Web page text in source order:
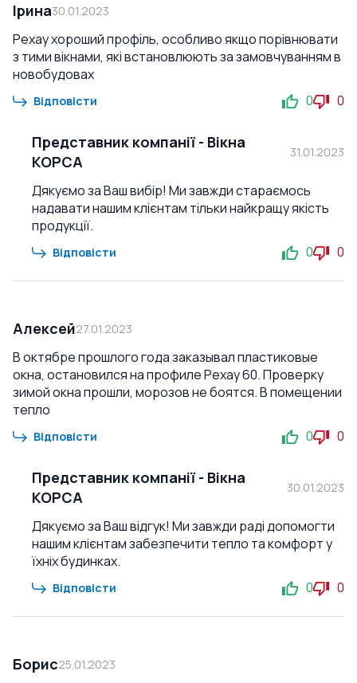
Ірина30.01.2023
Рехау хороший профіль, особливо якщо порівнювати
з тими вікнами, які встановлюють за замовчуванням в
новобудовах
Відповісти 0 0
Представник компанії - Вікна
КОРСА
31.01.2023
Дякуємо за Ваш вибір! Ми завжди стараємось
надавати нашим клієнтам тільки найкращу якість
продукції.
Відповісти 0 0
Алексей27.01.2023
В октябре прошлого года заказывал пластиковые
окна, остановился на профиле Рехау 60. Проверку
зимой окна прошли, морозов не боятся. В помещении
тепло
Відповісти 0 0
Представник компанії - Вікна
КОРСА
30.01.2023
Дякуємо за Ваш відгук! Ми завжди раді допомогти
нашим клієнтам забезпечити тепло та комфорт у
їхніх будинках.
Відповісти 0 0
Борис25.01.2023